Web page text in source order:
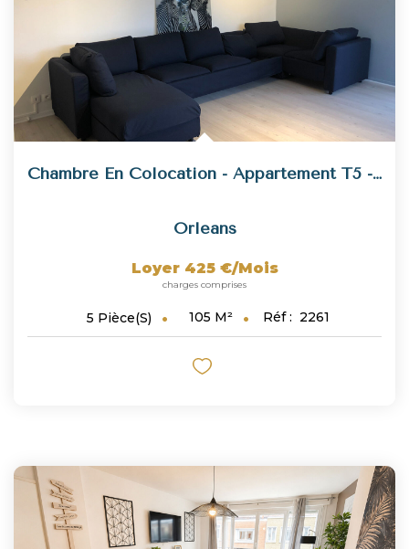
Chambre En Colocation - Appartement T5 - 45100
Orleans
Loyer 425 €/mois
charges comprises
5 Pièce(s) 105 M² Réf : 2261